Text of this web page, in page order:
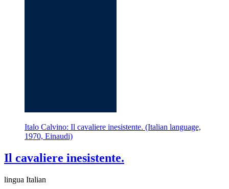
Italo Calvino: Il cavaliere inesistente. (Italian language,
1970, Einaudi)
Il cavaliere inesistente.
lingua Italian